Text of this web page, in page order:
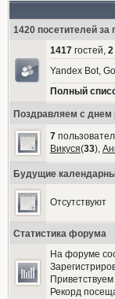
1420 посетителей за
1417гостей, 2
Yandex Bot,
Полный
Поздравляем с днем
7
Викуся(33),
Будущие
Отсутствуют
Статистика форума
На форуме
Рекорд